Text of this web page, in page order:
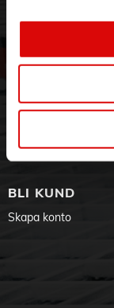
• Med röd/vit
Anslutning 2:
Inre
Kabeltyp: 2 x
Längd:
Svart/grå
Vår historia
Jobba hos oss
Varumärken
BLI KUND
Skapa konto